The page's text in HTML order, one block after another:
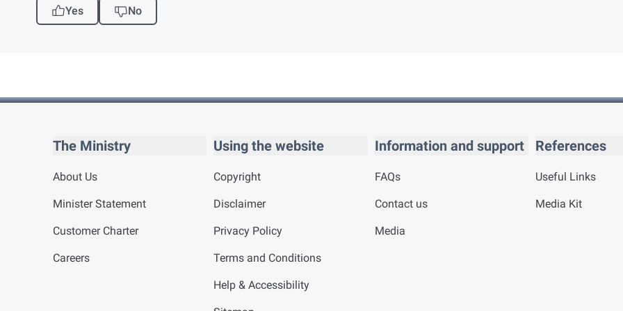
Yes No
The Ministry
About Us
Minister Statement
Customer Charter
Careers
Using the website
Copyright
Disclaimer
Privacy Policy
Terms and Conditions
Help & Accessibility
Information and support
FAQs
Contact us
Media
References
Useful Links
Media Kit